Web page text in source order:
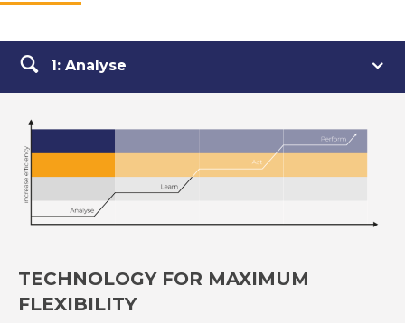
1: Analyse
TECHNOLOGY FOR MAXIMUM
FLEXIBILITY